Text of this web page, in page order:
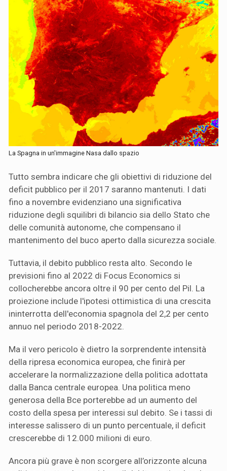
La Spagna in un'immagine Nasa dallo spazio
Tutto sembra indicare che gli obiettivi di riduzione del
deficit pubblico per il 2017 saranno mantenuti. I dati
fino a novembre evidenziano una significativa
riduzione degli squilibri di bilancio sia dello Stato che
delle comunità autonome, che compensano il
mantenimento del buco aperto dalla sicurezza sociale.
Tuttavia, il debito pubblico resta alto. Secondo le
previsioni fino al 2022 di Focus Economics si
collocherebbe ancora oltre il 90 per cento del Pil. La
proiezione include l'ipotesi ottimistica di una crescita
ininterrotta dell'economia spagnola del 2,2 per cento
annuo nel periodo 2018-2022.
Ma il vero pericolo è dietro la sorprendente intensità
della ripresa economica europea, che finirà per
accelerare la normalizzazione della politica adottata
dalla Banca centrale europea. Una politica meno
generosa della Bce porterebbe ad un aumento del
costo della spesa per interessi sul debito. Se i tassi di
interesse salissero di un punto percentuale, il deficit
crescerebbe di 12.000 milioni di euro.
Ancora più grave è non scorgere all’orizzonte alcuna